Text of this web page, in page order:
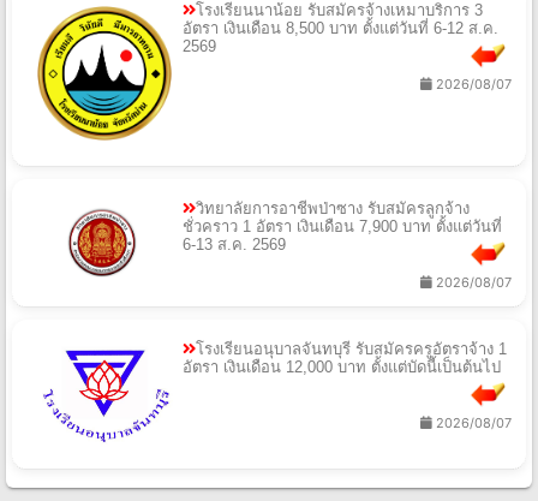
โรงเรียนนาน้อย รับสมัครจ้างเหมาบริการ 3
อัตรา เงินเดือน 8,500 บาท ตั้งแต่วันที่ 6-12 ส.ค.
2569
2026/08/07
วิทยาลัยการอาชีพป่าซาง รับสมัครลูกจ้าง
ชั่วคราว 1 อัตรา เงินเดือน 7,900 บาท ตั้งแต่วันที่
6-13 ส.ค. 2569
2026/08/07
โรงเรียนอนุบาลจันทบุรี รับสมัครครูอัตราจ้าง 1
อัตรา เงินเดือน 12,000 บาท ตั้งแต่บัดนี้เป็นต้นไป
2026/08/07